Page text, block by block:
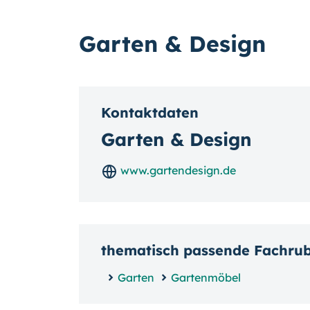
Garten & Design
Kontaktdaten
Garten & Design
www.gartendesign.de
thematisch passende
Garten Gartenmöbel